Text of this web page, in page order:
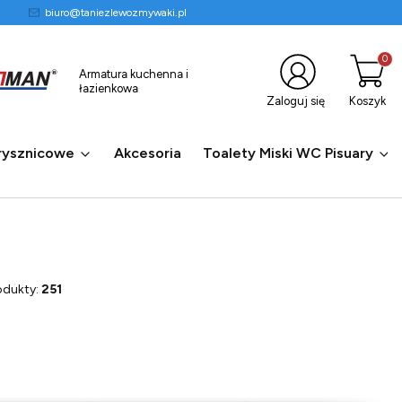
biuro@taniezlewozmywaki.pl
Armatura kuchenna i
łazienkowa
Zaloguj się
Koszyk
Akcesoria Toalety Miski WC Pisuary
251